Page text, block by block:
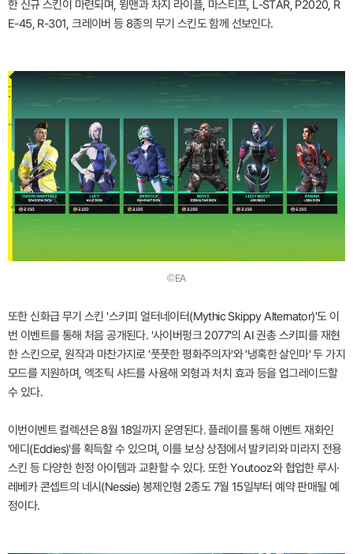
한 신규 스킨이 마련되며, 윙맨과 차지 라이플, 마스티프, L-STAR, P2020, R
E-45, R-301, 크레이버 등 8종의 무기 스킨도 함께 선보인다.
©EA
또한 신화급 무기 스킨 '스키피 얼터네이터(Mythic Skippy Alternator)'도 이
번 이벤트를 통해 처음 공개된다. '사이버펑크 2077'의 AI 권총 스키피를 재현
한 스킨으로, 원작과 마찬가지로 '풋풋한 평화주의자'와 '냉혹한 살인마' 두 가지
모드를 지원하며, 엑조틱 샤드를 사용해 외형과 처치 효과 등을 업그레이드할
수 있다.
이번이벤트 컬렉션은 8월 18일까지 운영된다. 플레이를 통해 이벤트 재화인
'에디(Eddies)'를 획득할 수 있으며, 이를 보상 상점에서 발키리와 미라지 전용
스킨 등 다양한 한정 아이템과 교환할 수 있다. 또한 Youtooz와 협업한 루시·
레베카 콘셉트의 네시(Nessie) 봉제인형 2종도 7월 15일부터 예약 판매될 예
정이다.